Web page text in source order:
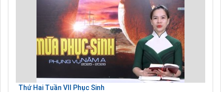
Thứ Hai Tuần VII Phục Sinh